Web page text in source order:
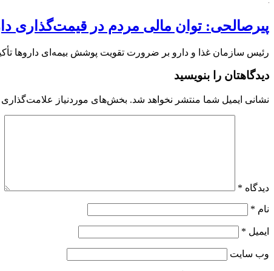
پیرصالحی: توان مالی مردم در قیمت‌گذاری
رئیس سازمان غذا و دارو بر ضرورت تقویت پوشش بیمه‌ای داروها
دیدگاهتان را بنویسید
نشانی ایمیل شما منتشر نخواهد شد. بخش‌های موردنیاز علامت‌گذاری
دیدگاه *
نام *
ایمیل *
وب‌ سایت